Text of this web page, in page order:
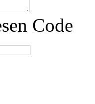
Code